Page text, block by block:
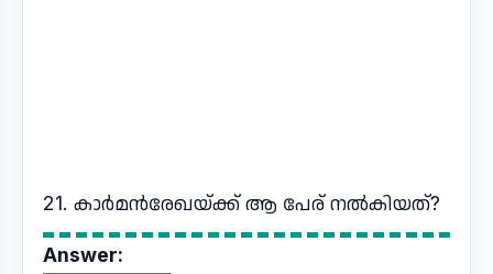
21. കാർമൻരേഖയ്ക്ക് ആ പേര് നൽകിയത്?
Answer: